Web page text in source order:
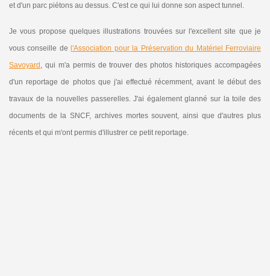
et d'un parc piétons au dessus. C'est ce qui lui donne son aspect tunnel.
Je vous propose quelques illustrations trouvées sur l'excellent site que je
vous conseille del'Association pour la Préservation du Matériel Ferroviaire
Savoyard , qui m'a permis de trouver des photos historiques accompagées
d'un reportage de photos que j'ai effectué récemment, avant le début des
travaux de la nouvelles passerelles. J'ai également glanné sur la toile des
documents de la SNCF, archives mortes souvent, ainsi que d'autres plus
récents et qui m'ont permis d'illustrer ce petit reportage.